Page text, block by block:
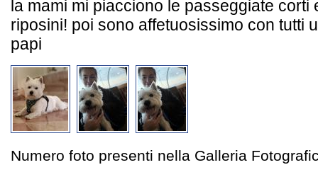
la mami mi piacciono le passeggiate corti
riposini! poi sono affetuosissimo con tutti
papi
Numero foto presenti nella Galleria